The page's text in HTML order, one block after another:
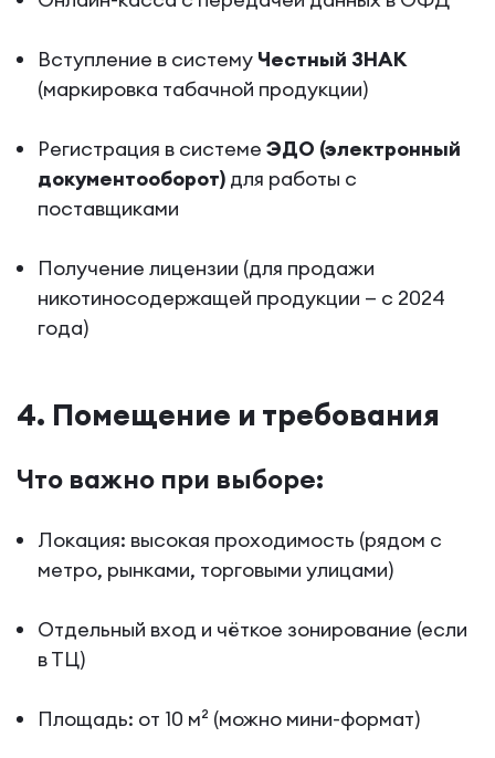
Вступление в систему Честный ЗНАК
(маркировка табачной продукции)
Регистрация в системе ЭДО (электронный
документооборот) для работы с
поставщиками
Получение лицензии (для продажи
никотиносодержащей продукции — с 2024
года)
4. Помещение и требования
Что важно при выборе:
Локация: высокая проходимость (рядом с
метро, рынками, торговыми улицами)
Отдельный вход и чёткое зонирование (если
в ТЦ)
Площадь: от 10 м² (можно мини-формат)